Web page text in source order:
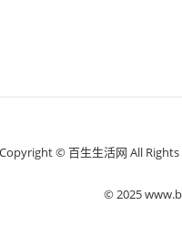
Copyright © 百生生活网 All Rights
© 2025